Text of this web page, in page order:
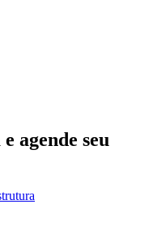
agende seu